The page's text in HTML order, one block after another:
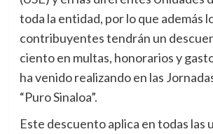
toda la entidad, por lo que además
contribuyentes tendrán un
ciento en multas, honorarios y
ha venido realizando en las
“Puro Sinaloa”.
Este descuento aplica en todas las